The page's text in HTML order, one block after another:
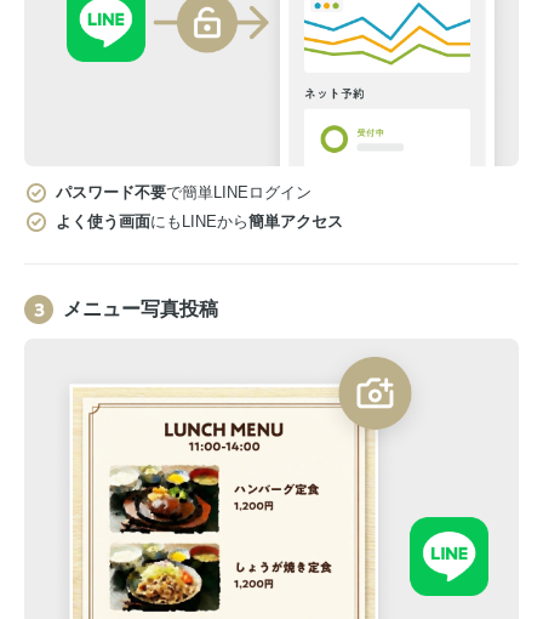
パスワード不要で簡単LINEログイン
よく使う画面にもLINEから簡単アクセス
メニュー写真投稿